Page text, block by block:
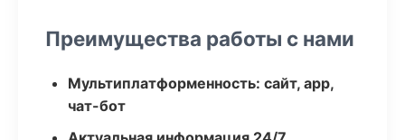
Преимущества работы с нами
Мультиплатформенность: сайт, app,
чат-бот